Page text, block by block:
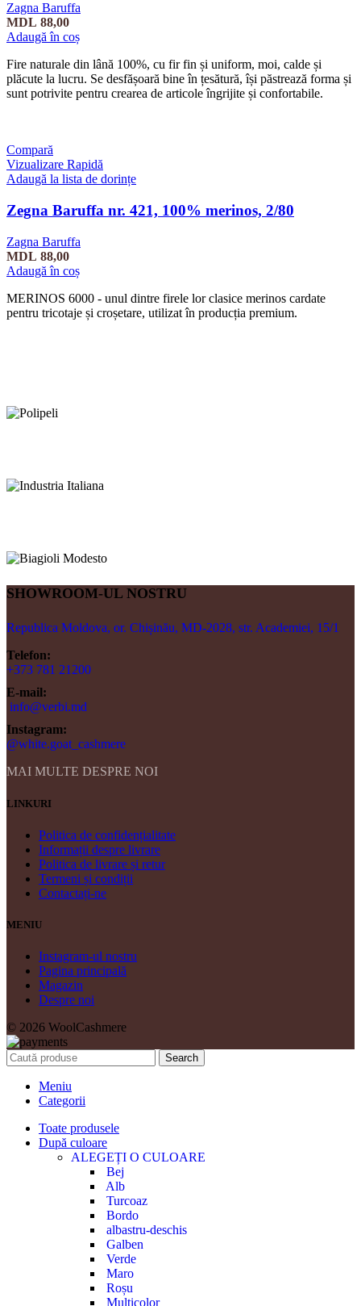
Zagna Baruffa
MDL 88,00
Adaugă în coș
Fire naturale din lână 100%, cu fir fin și uniform, moi, calde și
plăcute la lucru. Se desfășoară bine în țesătură, își păstrează forma și
sunt potrivite pentru crearea de articole îngrijite și confortabile.
Compară
Vizualizare Rapidă
Adaugă la lista de dorințe
Zegna Baruffa nr. 421, 100% merinos, 2/80
Zagna Baruffa
MDL 88,00
Adaugă în coș
MERINOS 6000 - unul dintre firele lor clasice merinos cardate
pentru tricotaje și croșetare, utilizat în producția premium.
SHOWROOM-UL NOSTRU
Republica Moldova, or. Chișinău, MD-2028, str. Academiei, 15/1
Telefon:
+373 781 21200
E-mail:
info@verbi.md
Instagram:
@white.goat_cashmere
MAI MULTE DESPRE NOI
LINKURI
Politica de confidențialitate
Informații despre livrare
Politica de livrare și retur
Termeni și condiții
Contactați-ne
MENIU
Instagram-ul nostru
Pagina principală
Magazin
Despre noi
© 2026 WoolCashmere
Search
Meniu
Categorii
Toate produsele
După culoare
ALEGEȚI O CULOARE
Bej
Alb
Turcoaz
Bordo
albastru-deschis
Galben
Verde
Maro
Roșu
Multicolor